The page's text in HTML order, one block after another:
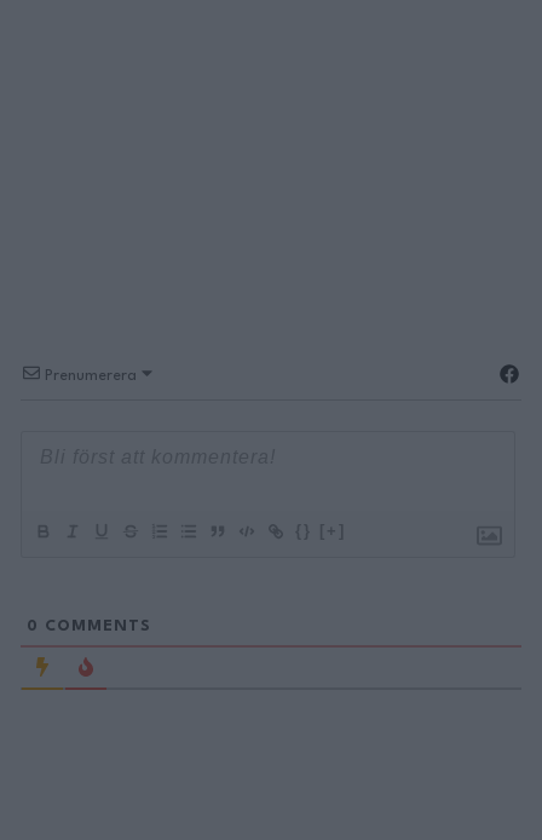
Prenumerera
{} [+]
0 COMMENTS